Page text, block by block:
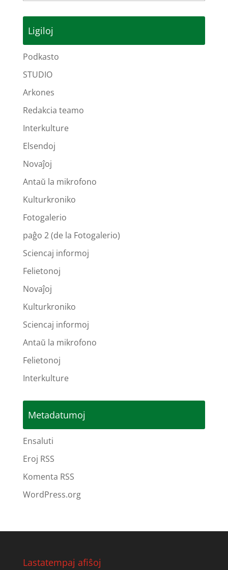
Ligiloj
Podkasto
STUDIO
Arkones
Redakcia teamo
Interkulture
Elsendoj
Novaĵoj
Antaŭ la mikrofono
Kulturkroniko
Fotogalerio
paĝo 2 (de la Fotogalerio)
Sciencaj informoj
Felietonoj
Novaĵoj
Kulturkroniko
Sciencaj informoj
Antaŭ la mikrofono
Felietonoj
Interkulture
Metadatumoj
Ensaluti
Eroj RSS
Komenta RSS
WordPress.org
Lastatempaj afiŝoj